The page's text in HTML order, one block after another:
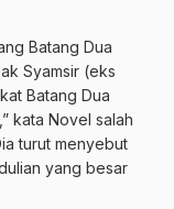
Batang Dua
Syamsir (eks
Batang Dua
kata Novel salah
turut menyebut
yang besar